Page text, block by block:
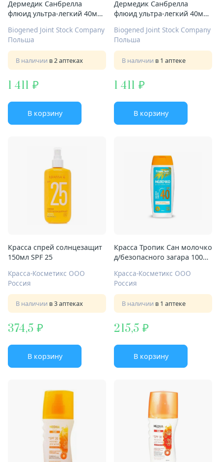
Дермедик Санбрелла
флюид ультра-легкий 40мл
SPF50+
Biogened Joint Stock Company
Польша
В наличии в 2 аптеках
1 411
В корзину
Дермедик Санбрелла
флюид ультра-легкий 40мл
Biogened Joint Stock Company
Польша
В наличии в 1 аптеке
1 411
В корзину
Красса спрей солнцезащит
150мл SPF 25
Красса-Косметикс ООО
Россия
В наличии в 3 аптеках
374,5
В корзину
Красса Тропик Сан молочко
д/безопасного загара 100мл
Красса-Косметикс ООО
Россия
В наличии в 1 аптеке
215,5
В корзину